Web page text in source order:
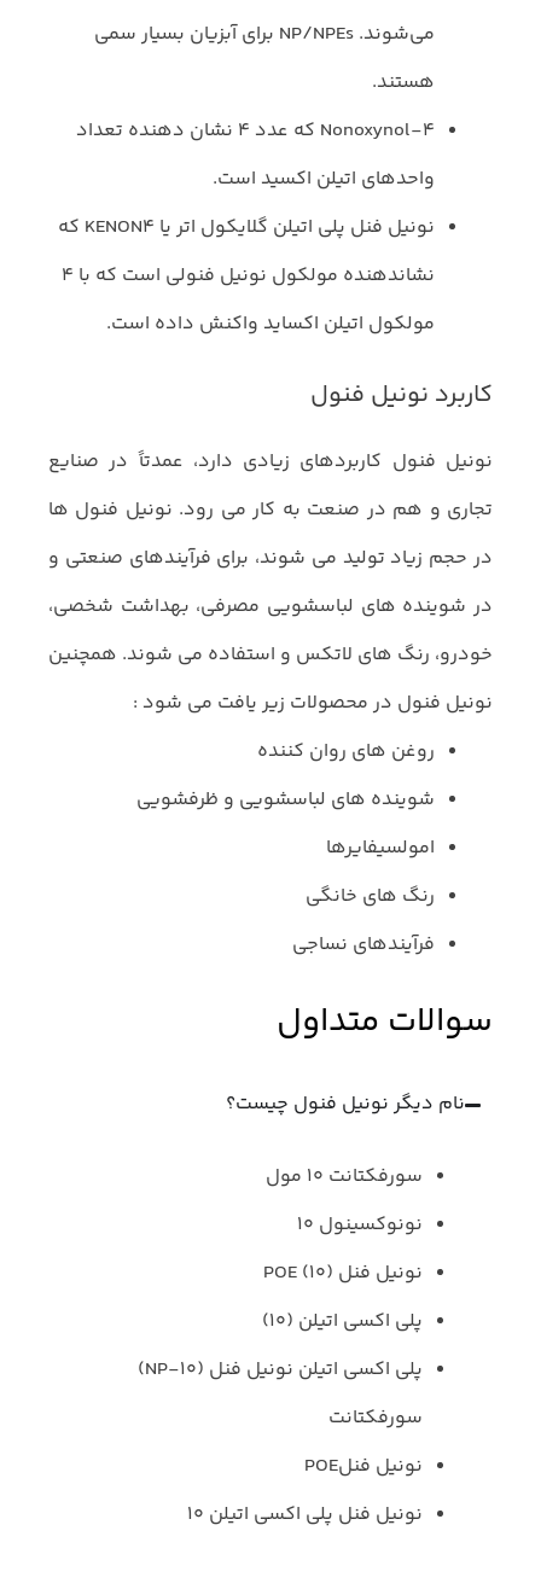
می‌شوند. NP/NPEs برای آبزیان بسیار سمی
هستند.
Nonoxynol-۴ که عدد ۴ نشان دهنده تعداد
واحدهای اتیلن اکسید است.
نونیل فنل پلی اتیلن گلایکول اتر یا KENON4 که
نشاندهنده مولکول نونیل فنولی است که با ۴
مولکول اتیلن اکساید واکنش داده است.
کاربرد نونیل فنول
نونیل فنول کاربردهای زیادی دارد، عمدتاً در صنایع
تجاری و هم در صنعت به کار می رود. نونیل فنول ها
در حجم زیاد تولید می شوند، برای فرآیندهای صنعتی و
در شوینده های لباسشویی مصرفی، بهداشت شخصی،
خودرو، رنگ های لاتکس و استفاده می شوند. همچنین
نونیل فنول در محصولات زیر یافت می شود :
روغن های روان کننده
شوینده های لباسشویی و ظرفشویی
امولسیفایرها
رنگ های خانگی
فرآیندهای نساجی
سوالات متداول
نام دیگر نونیل فنول چیست؟
سورفکتانت ۱۰ مول
نونوکسینول 10
نونیل فنل POE (10)
پلی اکسی اتیلن (10)
پلی اکسی اتیلن نونیل فنل (NP-10)
سورفکتانت
نونیل فنلPOE
نونیل فنل پلی اکسی اتیلن ۱۰